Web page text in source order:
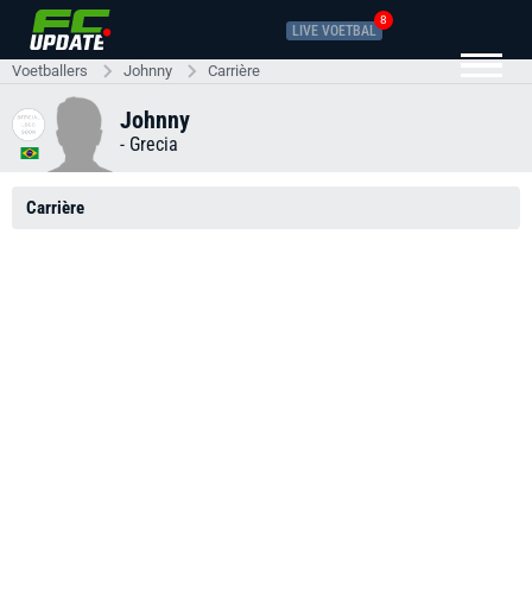
LIVE VOETBAL
8
Voetballers Johnny Carrière
Johnny
- Grecia
Carrière